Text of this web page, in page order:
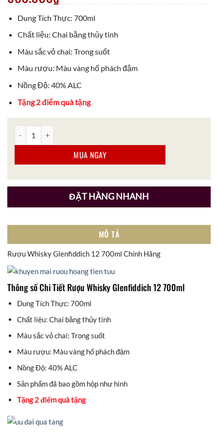
Dung Tích Thực: 700ml
Chất liệu: Chai bằng thủy tinh
Màu sắc vỏ chai: Trong suốt
Màu rượu: Màu vàng hổ phách đậm
Nồng Độ: 40% ALC
Tặng 2 điểm quà tặng
MUA NGAY
ĐẶT HÀNG NHANH
MÔ TẢ
Rượu Whisky Glenfiddich 12 700ml Chính Hãng
Thông số Chi Tiết Rượu Whisky Glenfiddich 12 700ml
Dung Tích Thực: 700ml
Chất liệu: Chai bằng thủy tinh
Màu sắc vỏ chai: Trong suốt
Màu rượu: Màu vàng hổ phách đậm
Nồng Độ: 40% ALC
Sản phẩm đã bao gồm hộp như hình
Tặng 2 điểm quà tặng